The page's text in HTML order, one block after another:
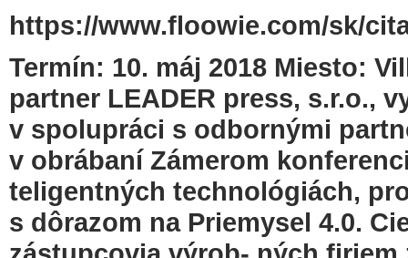
https://www.floowie.com/sk/
Termín: 10. máj 2018 Miesto:
partner LEADER press, s.r.o.,
v spolupráci s odbornými
v obrábaní Zámerom
teligentných technológiách,
s dôrazom na Priemysel 4.0.